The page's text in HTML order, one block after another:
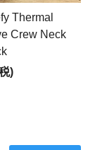
Thermal
Crew Neck
)